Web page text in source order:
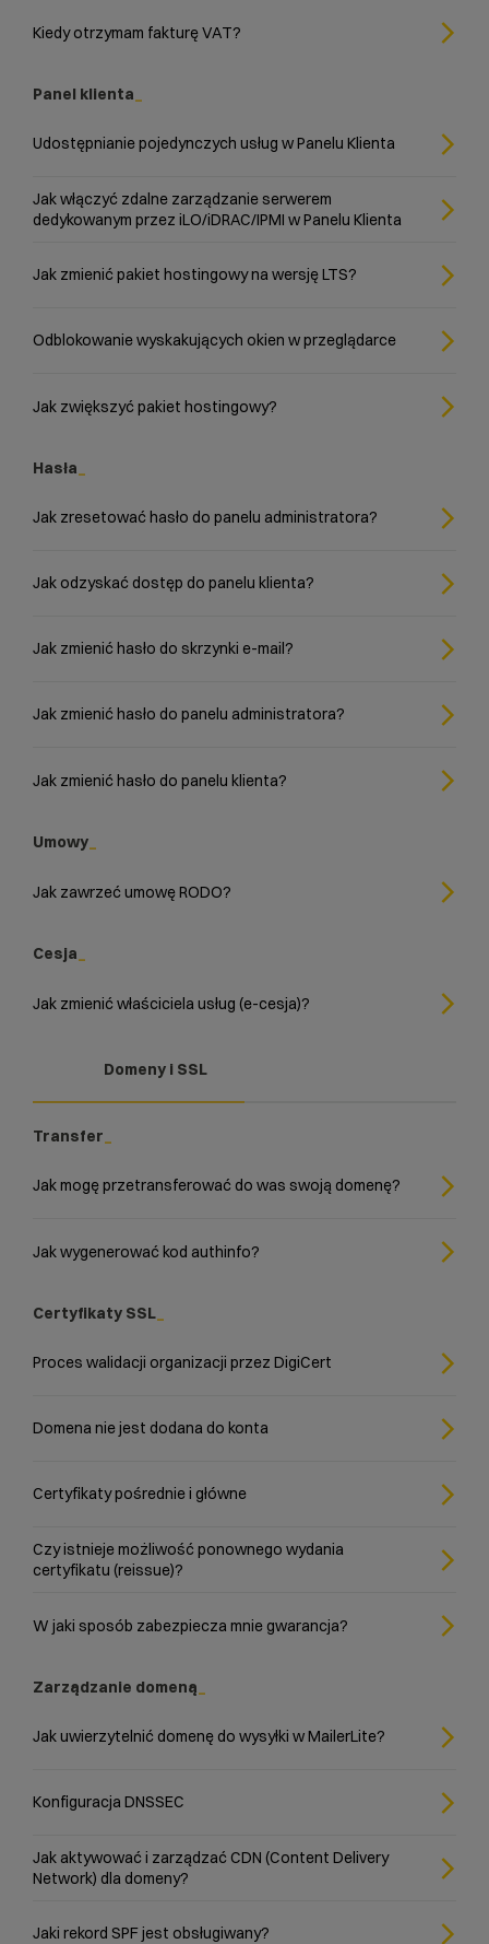
Kiedy otrzymam fakturę VAT?
Panel klienta
Udostępnianie pojedynczych usług w Panelu Klienta
Jak włączyć zdalne zarządzanie serwerem
dedykowanym przez iLO/iDRAC/IPMI w Panelu Klienta
Jak zmienić pakiet hostingowy na wersję LTS?
Odblokowanie wyskakujących okien w przeglądarce
Jak zwiększyć pakiet hostingowy?
Hasła
Jak zresetować hasło do panelu administratora?
Jak odzyskać dostęp do panelu klienta?
Jak zmienić hasło do skrzynki e-mail?
Jak zmienić hasło do panelu administratora?
Jak zmienić hasło do panelu klienta?
Umowy
Jak zawrzeć umowę RODO?
Cesja
Jak zmienić właściciela usług (e-cesja)?
Domeny i SSL
Transfer
Jak mogę przetransferować do was swoją domenę?
Jak wygenerować kod authinfo?
Certyfikaty SSL
Proces walidacji organizacji przez DigiCert
Domena nie jest dodana do konta
Certyfikaty pośrednie i główne
Czy istnieje możliwość ponownego wydania
certyfikatu (reissue)?
W jaki sposób zabezpiecza mnie gwarancja?
Zarządzanie domeną
Jak uwierzytelnić domenę do wysyłki w MailerLite?
Konfiguracja DNSSEC
Jak aktywować i zarządzać CDN (Content Delivery
Network) dla domeny?
Jaki rekord SPF jest obsługiwany?